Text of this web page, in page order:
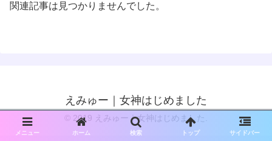
関連記事は見つかりませんでした。
えみゅー｜女神はじめました
© 2019 えみゅー｜女神はじめました.
メニュー ホーム 検索 トップ サイドバー